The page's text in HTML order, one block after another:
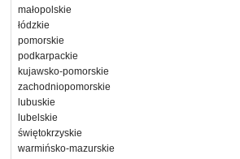
małopolskie
łódzkie
pomorskie
podkarpackie
kujawsko-pomorskie
zachodniopomorskie
lubuskie
lubelskie
świętokrzyskie
warmińsko-mazurskie